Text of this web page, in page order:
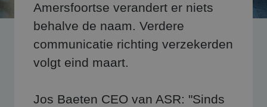
Amersfoortse verandert er niets
behalve de naam. Verdere
communicatie richting verzekerden
volgt eind maart.
Jos Baeten CEO van ASR: "Sinds